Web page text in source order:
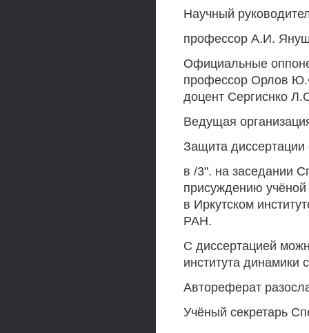
Научный
профессор А.И.
Официальные
профессор Орлов
доцент Сергиснко
Ведущая
Защита диссертации
в /3". на заседании
присуждению учёной
в Иркутском
РАН.
С диссертацией
института динамики
Автореферат
Учёный секретарь